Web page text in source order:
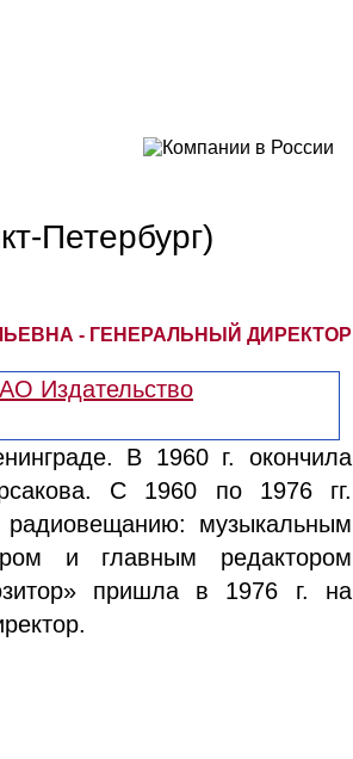
Петербург)
- ГЕНЕРАЛЬНЫЙ ДИРЕКТОР
В 1960 г. окончила
С 1960 по 1976 гг.
радиовещанию: музыкальным
и главным редактором
пришла в 1976 г. на